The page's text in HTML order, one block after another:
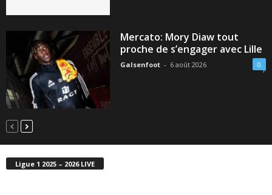
Mercato: Mory Diaw tout
proche de s’engager avec Lille
Galsenfoot - 6 août 2026 0
Ligue 1 2025 – 2026 LIVE